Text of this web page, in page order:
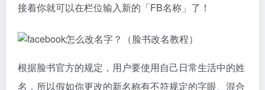
接着你就可以在栏位输入新的「FB名称」了！
根据脸书官方的规定，用户要使用自己日常生活中的姓
名，所以假如你更改的新名称有不符规定的字眼、混合